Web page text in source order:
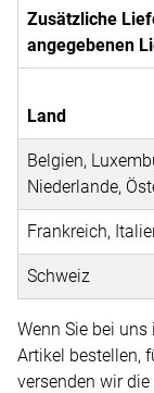
Zusätzliche
angegebenen
Land
Belgien,
Niederlande,
Frankreich,
Schweiz
Wenn Sie bei
Artikel bestellen,
versenden wir